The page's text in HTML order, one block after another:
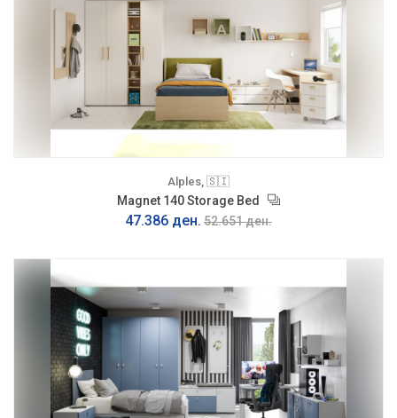
Alples, 🇸🇮
Magnet 140 Storage Bed
47.386 ден. 52.651 ден.